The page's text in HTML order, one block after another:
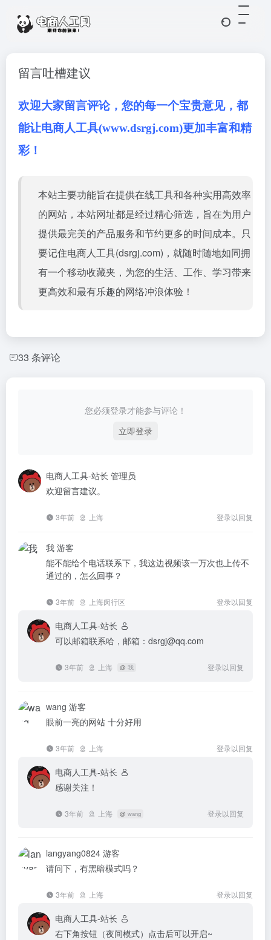
留言吐槽建议
欢迎大家留言评论，您的每一个宝贵意见，都
能让电商人工具(www.dsrgj.com)更加丰富和精
彩！
本站主要功能旨在提供在线工具和各种实用高效率
的网站，本站网址都是经过精心筛选，旨在为用户
提供最完美的产品服务和节约更多的时间成本。只
要记住电商人工具(dsrgj.com)，就随时随地如同拥
有一个移动收藏夹，为您的生活、工作、学习带来
更高效和最有乐趣的网络冲浪体验！
33 条评论
您必须登录才能参与评论！
立即登录
电商人工具-站长 管理员
欢迎留言建议。
3年前 上海 登录以回复
我 游客
能不能给个电话联系下，我这边视频该一万次也上传不
通过的，怎么回事？
3年前 上海闵行区 登录以回复
电商人工具-站长
可以邮箱联系哈，邮箱：dsrgj@qq.com
3年前 上海 @ 我 登录以回复
wang 游客
眼前一亮的网站 十分好用
3年前 上海 登录以回复
电商人工具-站长
感谢关注！
3年前 上海 @ wang 登录以回复
langyang0824 游客
请问下，有黑暗模式吗？
3年前 上海 登录以回复
电商人工具-站长
右下角按钮（夜间模式）点击后可以开启~